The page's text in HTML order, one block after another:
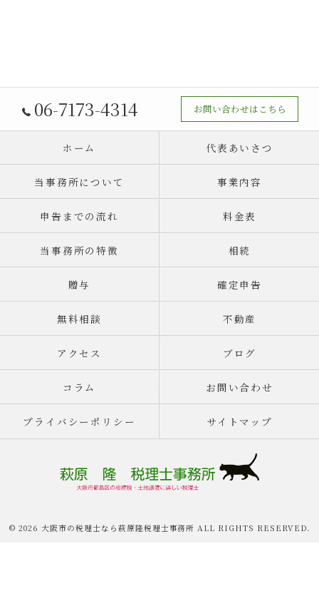
06-7173-4314 お問い合わせはこちら
ホーム 代表あいさつ
当事務所について 事業内容
申告までの流れ 料金表
当事務所の特徴 相続
贈与 確定申告
無料相談 不動産
アクセス ブログ
コラム お問い合わせ
プライバシーポリシー サイトマップ
© 2026 大阪市の税理士なら萩原隆税理士事務所 ALL RIGHTS RESERVED.